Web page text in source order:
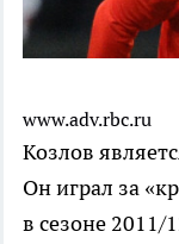
www.adv.rbc.ru
Козлов
Он играл за
в сезоне 2011/